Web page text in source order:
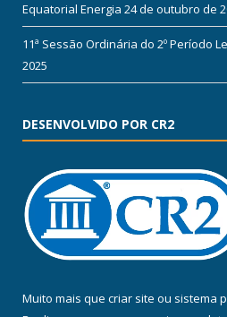
Equatorial Energia 24 de outubro de
11ª Sessão Ordinária do 2º Período
2025
DESENVOLVIDO POR CR2
Muito mais que criar site ou sistema